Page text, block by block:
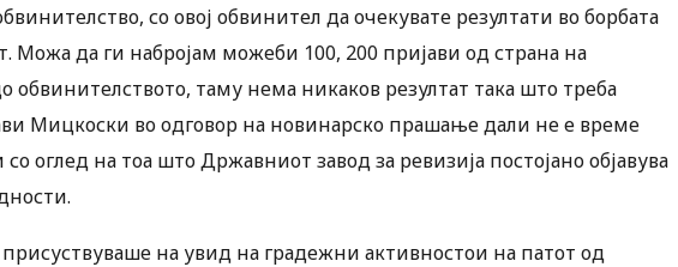
со овој обвинител да очекувате резултати во борбата
Можа да ги набројам можеби 100, 200 пријави од страна на
таму нема никаков резултат така што треба
Мицкоски во одговор на новинарско прашање дали не е време
оглед на тоа што Државниот завод за ревизија постојано објавува
на увид на градежни активностои на патот од